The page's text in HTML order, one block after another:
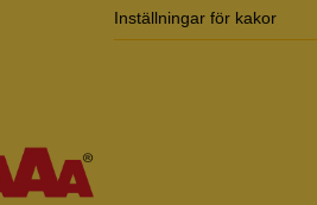
Inställningar för kakor